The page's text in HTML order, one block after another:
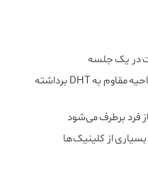
در یک جلسه
گرافت‌ها از ناحیه مقاوم به DHT برداشته
فرد برطرف می‌شود